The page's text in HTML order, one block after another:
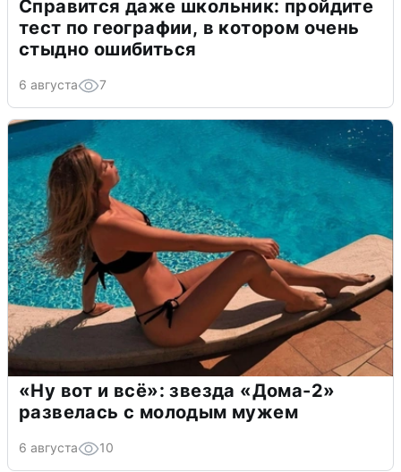
Справится даже школьник: пройдите
тест по географии, в котором очень
стыдно ошибиться
6 августа 7
«Ну вот и всё»: звезда «Дома-2»
развелась с молодым мужем
6 августа 10